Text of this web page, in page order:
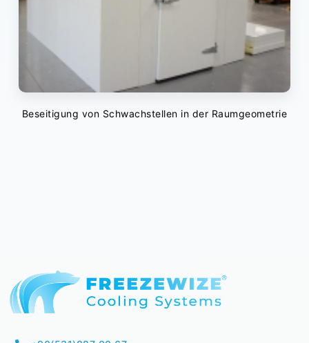
Beseitigung von Schwachstellen in der Raumgeometrie